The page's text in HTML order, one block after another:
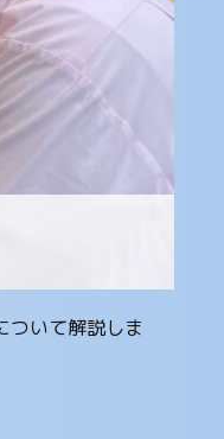
ついて解説しま